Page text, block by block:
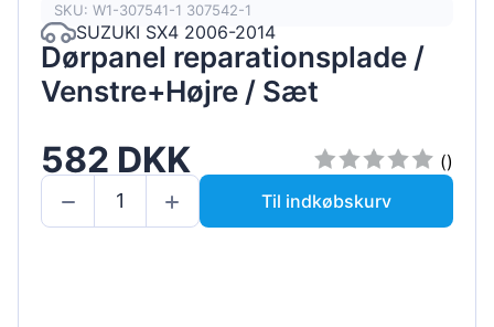
SKU: W1-307541-1 307542-1
SUZUKI SX4 2006-2014
Dørpanel reparationsplade /
Venstre+Højre / Sæt
582 DKK
()
Til indkøbskurv